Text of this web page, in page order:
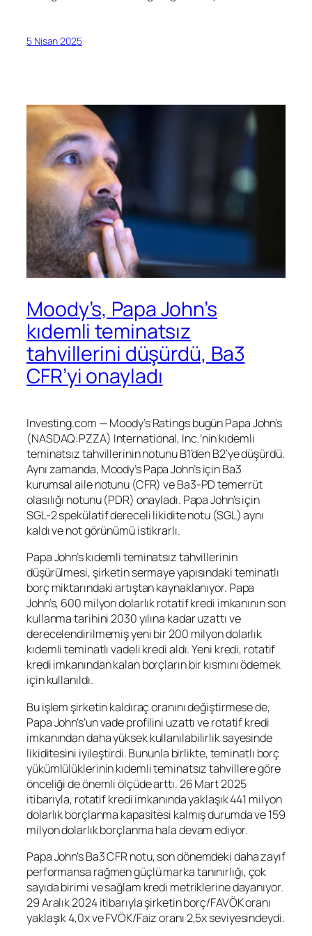
5 Nisan 2025
Moody’s, Papa John’s
kıdemli teminatsız
tahvillerini düşürdü, Ba3
CFR’yi onayladı
Investing.com — Moody’s Ratings bugün Papa John’s
(NASDAQ:PZZA) International, Inc.’nin kıdemli
teminatsız tahvillerinin notunu B1’den B2’ye düşürdü.
Aynı zamanda, Moody’s Papa John’s için Ba3
kurumsal aile notunu (CFR) ve Ba3-PD temerrüt
olasılığı notunu (PDR) onayladı. Papa John’s için
SGL-2 spekülatif dereceli likidite notu (SGL) aynı
kaldı ve not görünümü istikrarlı.
Papa John’s kıdemli teminatsız tahvillerinin
düşürülmesi, şirketin sermaye yapısındaki teminatlı
borç miktarındaki artıştan kaynaklanıyor. Papa
John’s, 600 milyon dolarlık rotatif kredi imkanının son
kullanma tarihini 2030 yılına kadar uzattı ve
derecelendirilmemiş yeni bir 200 milyon dolarlık
kıdemli teminatlı vadeli kredi aldı. Yeni kredi, rotatif
kredi imkanından kalan borçların bir kısmını ödemek
için kullanıldı.
Bu işlem şirketin kaldıraç oranını değiştirmese de,
Papa John’s’un vade profilini uzattı ve rotatif kredi
imkanından daha yüksek kullanılabilirlik sayesinde
likiditesini iyileştirdi. Bununla birlikte, teminatlı borç
yükümlülüklerinin kıdemli teminatsız tahvillere göre
önceliği de önemli ölçüde arttı. 26 Mart 2025
itibarıyla, rotatif kredi imkanında yaklaşık 441 milyon
dolarlık borçlanma kapasitesi kalmış durumda ve 159
milyon dolarlık borçlanma hala devam ediyor.
Papa John’s Ba3 CFR notu, son dönemdeki daha zayıf
performansa rağmen güçlü marka tanınırlığı, çok
sayıda birimi ve sağlam kredi metriklerine dayanıyor.
29 Aralık 2024 itibarıyla şirketin borç/FAVÖK oranı
yaklaşık 4,0x ve FVÖK/Faiz oranı 2,5x seviyesindeydi.